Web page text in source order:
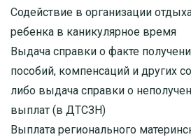
Содействие в организации
ребенка в каникулярное время
Выдача справки о факте
пособий, компенсаций и других
либо выдача справки о
выплат (в ДТСЗН)
Выплата регионального